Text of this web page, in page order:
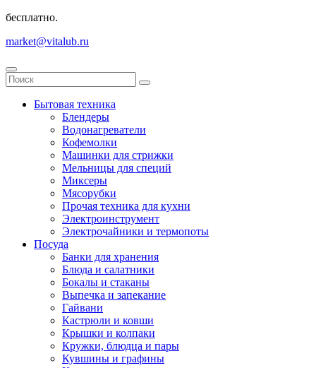
бесплатно.
market@vitalub.ru
Бытовая техника
Блендеры
Водонагреватели
Кофемолки
Машинки для стрижки
Мельницы для специй
Миксеры
Мясорубки
Прочая техника для кухни
Электроинструмент
Электрочайники и термопоты
Посуда
Банки для хранения
Блюда и салатники
Бокалы и стаканы
Выпечка и запекание
Гайвани
Кастрюли и ковши
Крышки и колпаки
Кружки, блюдца и пары
Кувшины и графины